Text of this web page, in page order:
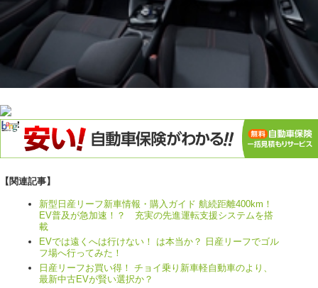
【関連記事】
新型日産リーフ新車情報・購入ガイド 航続距離400km！
EV普及が急加速！？ 充実の先進運転支援システムを搭
載
EVでは遠くへは行けない！ は本当か？ 日産リーフでゴル
フ場へ行ってみた！
日産リーフお買い得！ チョイ乗り新車軽自動車のより、
最新中古EVが賢い選択か？